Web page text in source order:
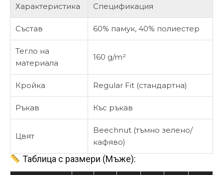
Характеристика Спецификация
Състав 60% памук, 40% полиестер
Тегло на
материала
160 g/m²
Кройка Regular Fit (стандартна)
Ръкав Къс ръкав
Цвят
Beechnut (тъмно зелено/
кафяво)
Таблица с размери (Мъже):